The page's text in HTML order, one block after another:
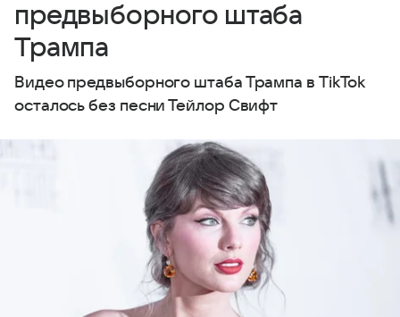
предвыборного штаба
Трампа
Видео предвыборного штаба Трампа в TikTok
осталось без песни Тейлор Свифт